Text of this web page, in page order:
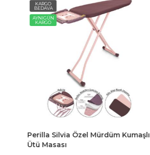
KARGO
BEDAVA
AYNIGÜN
KARGO
Perilla Silvia Özel Mürdüm Kumaşlı
Ütü Masası